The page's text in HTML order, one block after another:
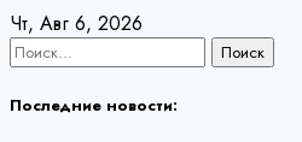
Перейти
к
Чт, Авг 6, 2026
Найти:
Последние новости: